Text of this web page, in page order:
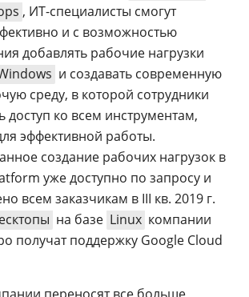
, ИТ-специалисты смогут
и с возможностью
добавлять рабочие нагрузки
и создавать современную
среду, в которой сотрудники
доступ ко всем инструментам,
эффективной работы.
создание рабочих нагрузок в
уже доступно по запросу и
всем заказчикам в III кв. 2019 г.
на базе Linux компании
получат поддержку Google Cloud